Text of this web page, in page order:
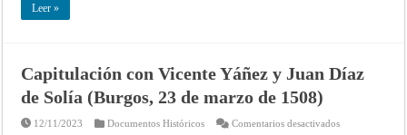
Leer »
Capitulación con Vicente Yáñez y Juan Díaz
de Solía (Burgos, 23 de marzo de 1508)
12/11/2023 Documentos Históricos Comentarios desactivadosen